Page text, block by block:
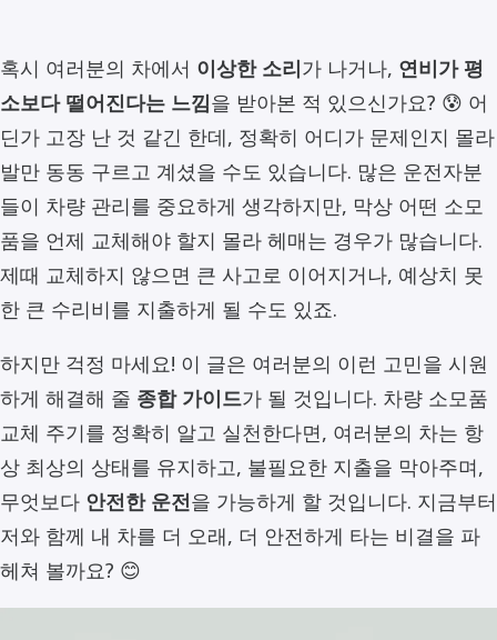
혹시 여러분의 차에서 이상한 소리가 나거나, 연비가 평
소보다 떨어진다는 느낌을 받아본 적 있으신가요? 😰 어
딘가 고장 난 것 같긴 한데, 정확히 어디가 문제인지 몰라
발만 동동 구르고 계셨을 수도 있습니다. 많은 운전자분
들이 차량 관리를 중요하게 생각하지만, 막상 어떤 소모
품을 언제 교체해야 할지 몰라 헤매는 경우가 많습니다.
제때 교체하지 않으면 큰 사고로 이어지거나, 예상치 못
한 큰 수리비를 지출하게 될 수도 있죠.
하지만 걱정 마세요! 이 글은 여러분의 이런 고민을 시원
하게 해결해 줄 종합 가이드가 될 것입니다. 차량 소모품
교체 주기를 정확히 알고 실천한다면, 여러분의 차는 항
상 최상의 상태를 유지하고, 불필요한 지출을 막아주며,
무엇보다 안전한 운전을 가능하게 할 것입니다. 지금부터
저와 함께 내 차를 더 오래, 더 안전하게 타는 비결을 파
헤쳐 볼까요? 😊